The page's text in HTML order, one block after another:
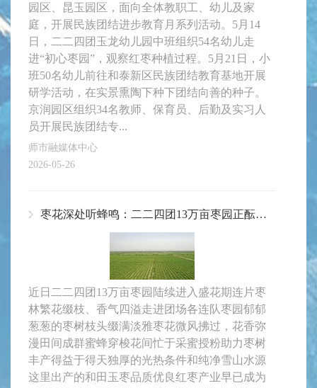
园区、昆玉园区，面向全体教职工、幼儿及家
庭，开展民族团结进步教育月系列活动。5月14
日，二二四团玉龙幼儿园中班组织54名幼儿走
进“初心枣园”，观察红枣种植过程。5月21日，小
班50名幼儿前往和泰新区民族团结教育基地开展
研学活动，在实景熏陶下种下团结向善的种子。
京润园区组织34名教师、保育员、后勤及实习人
员开展民族团结专...
师市融媒体中心
2026-05-26
枣花深处听蜂鸣：二二四团13万亩枣园正酝酿一场甜蜜丰收
近日二二四团13万亩枣园陆续进入盛花期连片枣
林繁花缀枝、香气四溢走进团场各连队枣园郁郁
葱葱的枣树枝头缀满淡雅枣花微风拂过，花香弥
漫田间成群蜜蜂穿梭花间忙于采蜜授粉助力枣树
丰产得益于得天独厚的光热条件和纯净雪山水源
这里出产的和田玉枣品质优良红枣产业早已成为